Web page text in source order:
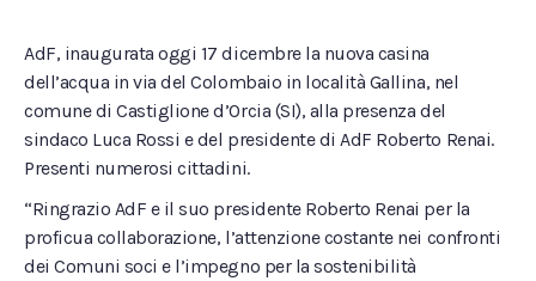
AdF, inaugurata oggi 17 dicembre la nuova casina
dell’acqua in via del Colombaio in località Gallina, nel
comune di Castiglione d’Orcia (SI), alla presenza del
sindaco Luca Rossi e del presidente di AdF Roberto Renai.
Presenti numerosi cittadini.
“Ringrazio AdF e il suo presidente Roberto Renai per la
proficua collaborazione, l’attenzione costante nei confronti
dei Comuni soci e l’impegno per la sostenibilità